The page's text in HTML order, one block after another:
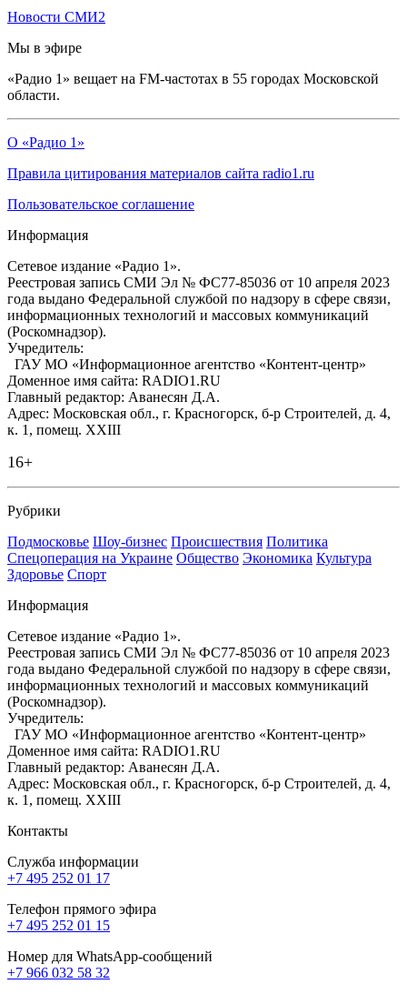
Новости СМИ2
Мы в эфире
«Радио 1» вещает на FM-частотах в 55 городах Московской
области.
О «Радио 1»
Правила цитирования материалов сайта radio1.ru
Пользовательское соглашение
Информация
Сетевое издание «Радио 1».
Реестровая запись СМИ Эл № ФС77-85036 от 10 апреля 2023
года выдано Федеральной службой по надзору в сфере связи,
информационных технологий и массовых коммуникаций
(Роскомнадзор).
Учредитель:
ГАУ МО «Информационное агентство «Контент-центр»
Доменное имя сайта: RADIO1.RU
Главный редактор: Аванесян Д.А.
Адрес: Московская обл., г. Красногорск, б-р Строителей, д. 4,
к. 1, помещ. XXIII
16+
Рубрики
Подмосковье Шоу-бизнес Происшествия Политика
Спецоперация на Украине Общество Экономика Культура
Здоровье Спорт
Информация
Сетевое издание «Радио 1».
Реестровая запись СМИ Эл № ФС77-85036 от 10 апреля 2023
года выдано Федеральной службой по надзору в сфере связи,
информационных технологий и массовых коммуникаций
(Роскомнадзор).
Учредитель:
ГАУ МО «Информационное агентство «Контент-центр»
Доменное имя сайта: RADIO1.RU
Главный редактор: Аванесян Д.А.
Адрес: Московская обл., г. Красногорск, б-р Строителей, д. 4,
к. 1, помещ. XXIII
Контакты
Служба информации
+7 495 252 01 17
Телефон прямого эфира
+7 495 252 01 15
Номер для WhatsApp-сообщений
+7 966 032 58 32